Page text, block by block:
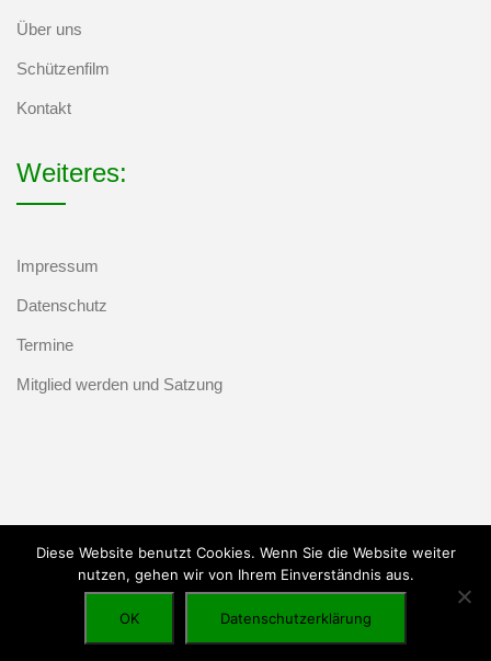
Über uns
Schützenfilm
Kontakt
Weiteres:
Impressum
Datenschutz
Termine
Mitglied werden und Satzung
Marketing Setup
Diese Website benutzt Cookies. Wenn Sie die Website weiter
nutzen, gehen wir von Ihrem Einverständnis aus.
OK Datenschutzerklärung